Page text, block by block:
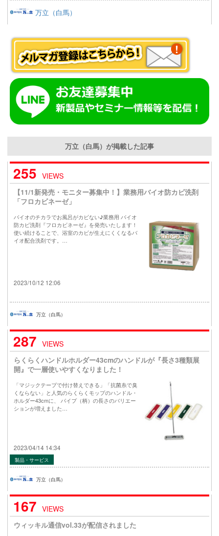
万立（白馬）
万立（白馬）が掲載した記事
255 VIEWS
【11/1新発売・モニター募集中！】業務用バイオ防カビ洗剤
「フロカビネーゼ」
バイオのチカラでお風呂がカビない♪業務用 バイオ
防カビ洗剤『フロカビネーゼ』を発売いたします！
使い続けることで、浴室のカビが生えにくくなるバ
イオ配合洗剤です。…
2023/10/12 12:06
万立（白馬）
287 VIEWS
らくらくハンドルホルダー43cmのハンドルが『長さ3種類展
開』で一層使いやすくなりました！
「マジックテープで付け替えできる」「抗菌糸で臭
くならない」と人気のらくらくモップのハンドル・
ホルダー43cmに、 パイプ（柄）の長さのバリエー
ションが増えました…
2023/04/14 14:34
製品・サービス
万立（白馬）
167 VIEWS
ウィッキル通信vol.33が配信されました